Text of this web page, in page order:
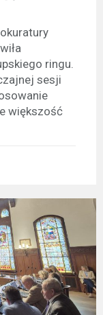
ringu.
sesji
większość